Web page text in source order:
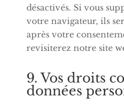
désactivés. Si vous
votre navigateur, ils
après votre
revisiterez notre site
9. Vos droits
données